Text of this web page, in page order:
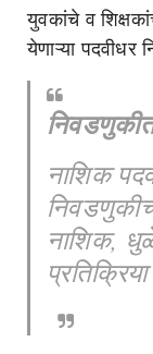
युवकांचे व
येणाऱ्या
नाशिक
नाशिक,